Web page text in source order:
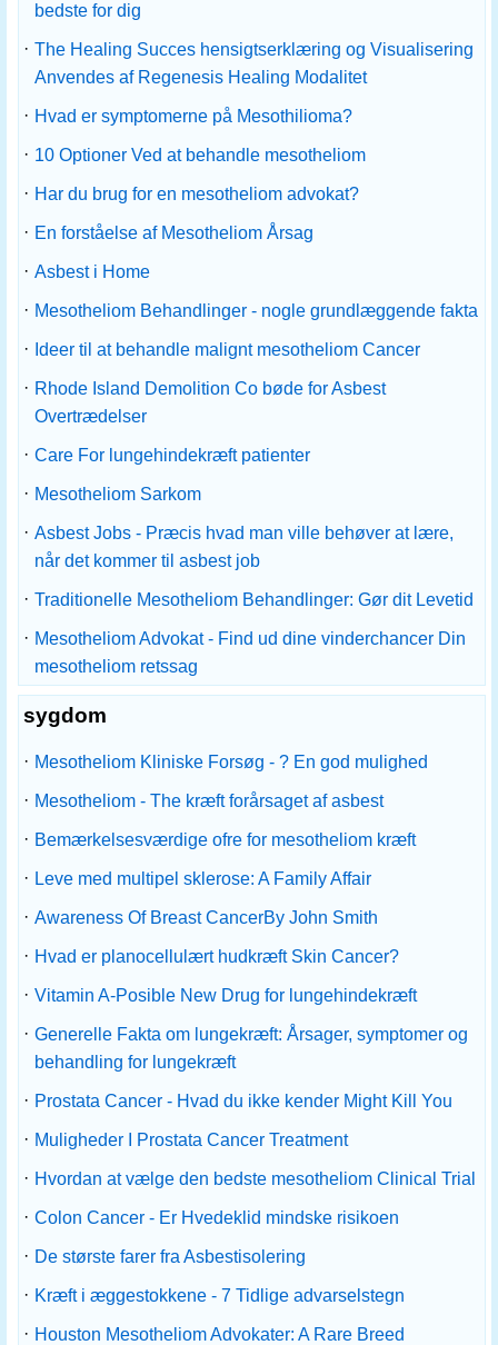
bedste for dig
· The Healing Succes hensigtserklæring og Visualisering
Anvendes af Regenesis Healing Modalitet
· Hvad er symptomerne på Mesothilioma?
· 10 Optioner Ved at behandle mesotheliom
· Har du brug for en mesotheliom advokat?
· En forståelse af Mesotheliom Årsag
· Asbest i Home
· Mesotheliom Behandlinger - nogle grundlæggende fakta
· Ideer til at behandle malignt mesotheliom Cancer
· Rhode Island Demolition Co bøde for Asbest
Overtrædelser
· Care For lungehindekræft patienter
· Mesotheliom Sarkom
· Asbest Jobs - Præcis hvad man ville behøver at lære,
når det kommer til asbest job
· Traditionelle Mesotheliom Behandlinger: Gør dit Levetid
· Mesotheliom Advokat - Find ud dine vinderchancer Din
mesotheliom retssag
sygdom
· Mesotheliom Kliniske Forsøg - ? En god mulighed
· Mesotheliom - The kræft forårsaget af asbest
· Bemærkelsesværdige ofre for mesotheliom kræft
· Leve med multipel sklerose: A Family Affair
· Awareness Of Breast CancerBy John Smith
· Hvad er planocellulært hudkræft Skin Cancer?
· Vitamin A-Posible New Drug for lungehindekræft
· Generelle Fakta om lungekræft: Årsager, symptomer og
behandling for lungekræft
· Prostata Cancer - Hvad du ikke kender Might Kill You
· Muligheder I Prostata Cancer Treatment
· Hvordan at vælge den bedste mesotheliom Clinical Trial
· Colon Cancer - Er Hvedeklid mindske risikoen
· De største farer fra Asbestisolering
· Kræft i æggestokkene - 7 Tidlige advarselstegn
· Houston Mesotheliom Advokater: A Rare Breed